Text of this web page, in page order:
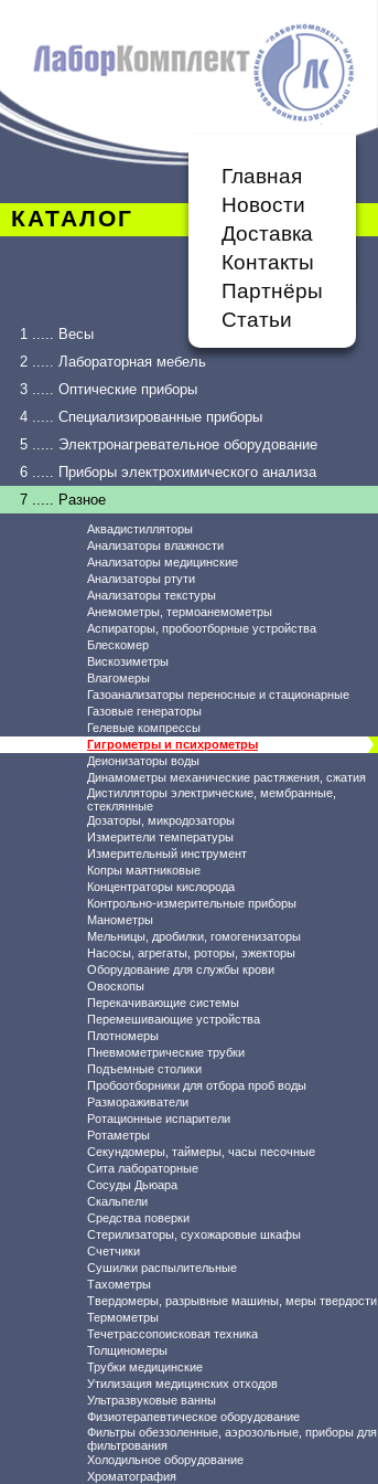
КАТАЛОГ
Главная
Новости
Доставка
Контакты
Партнёры
Статьи
1 ..... Весы
2 ..... Лабораторная мебель
3 ..... Оптические приборы
4 ..... Специализированные приборы
5 ..... Электронагревательное оборудование
6 ..... Приборы электрохимического анализа
7 ..... Разное
Аквадистилляторы
Анализаторы влажности
Анализаторы медицинские
Анализаторы ртути
Анализаторы текстуры
Анемометры, термоанемометры
Аспираторы, пробоотборные устройства
Блескомер
Вискозиметры
Влагомеры
Газоанализаторы переносные и стационарные
Газовые генераторы
Гелевые компрессы
Гигрометры и психрометры
Деионизаторы воды
Динамометры механические растяжения, сжатия
Дистилляторы электрические, мембранные,
стеклянные
Дозаторы, микродозаторы
Измерители температуры
Измерительный инструмент
Копры маятниковые
Концентраторы кислорода
Контрольно-измерительные приборы
Манометры
Мельницы, дробилки, гомогенизаторы
Насосы, агрегаты, роторы, эжекторы
Оборудование для службы крови
Овоскопы
Перекачивающие системы
Перемешивающие устройства
Плотномеры
Пневмометрические трубки
Подъемные столики
Пробоотборники для отбора проб воды
Размораживатели
Ротационные испарители
Ротаметры
Секундомеры, таймеры, часы песочные
Сита лабораторные
Сосуды Дьюара
Скальпели
Средства поверки
Стерилизаторы, сухожаровые шкафы
Счетчики
Сушилки распылительные
Тахометры
Твердомеры, разрывные машины, меры твердости
Термометры
Течетрассопоисковая техника
Толщиномеры
Трубки медицинские
Утилизация медицинских отходов
Ультразвуковые ванны
Физиотерапевтическое оборудование
Фильтры обеззоленные, аэрозольные, приборы для
фильтрования
Холодильное оборудование
Хроматография